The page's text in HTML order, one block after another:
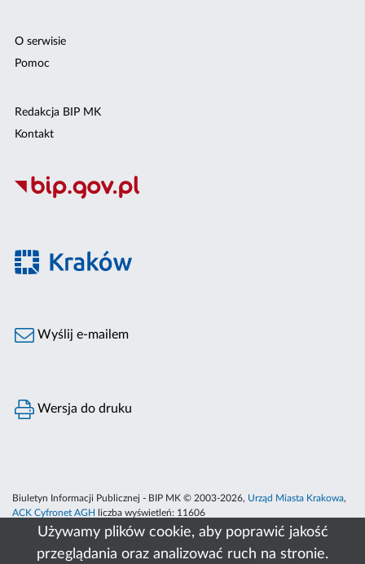
Używamy plików cookie, aby poprawić jakość
przeglądania oraz analizować ruch na stronie.
O serwisie
Pomoc
Redakcja BIP MK
Kontakt
Wyślij e-mailem
Wersja do druku
Biuletyn Informacji Publicznej - BIP MK © 2003-2026, Urząd Miasta Krakowa,
ACK Cyfronet AGH liczba wyświetleń: 11606